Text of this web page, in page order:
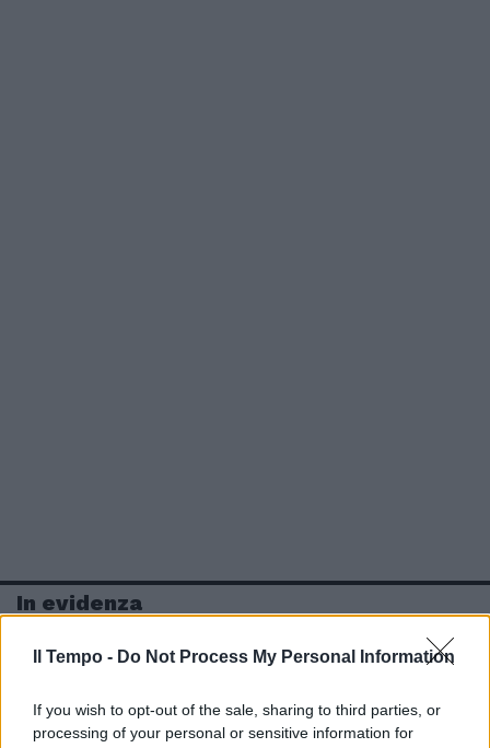
Il Tempo - Do Not Process My Personal Information
If you wish to opt-out of the sale, sharing to third parties, or
processing of your personal or sensitive information for
In evidenza